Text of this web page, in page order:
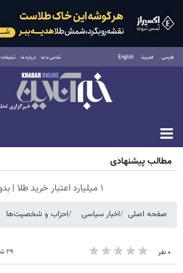
فارسی العربية English تماس با ما درباره ما تبلیغات
جمعه ۱۶ مرداد ۱۴۰۵
مطالب پیشنهادی
۱ میلیارد اعتبار خرید طلا | بدون ضامن و چک
صفحه اصلی اخبار سیاسی احزاب و شخصیت‌ها
۰ نفر ۲۹ شهریور ۱۳۹۵ - ۱۲:۲۴